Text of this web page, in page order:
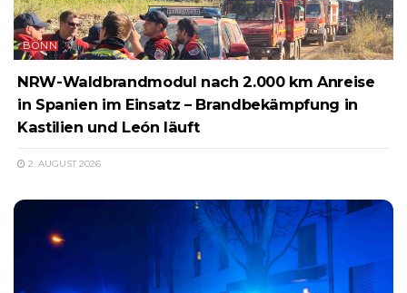
BONN
NRW-Waldbrandmodul nach 2.000 km Anreise
in Spanien im Einsatz – Brandbekämpfung in
Kastilien und León läuft
2. AUGUST 2026